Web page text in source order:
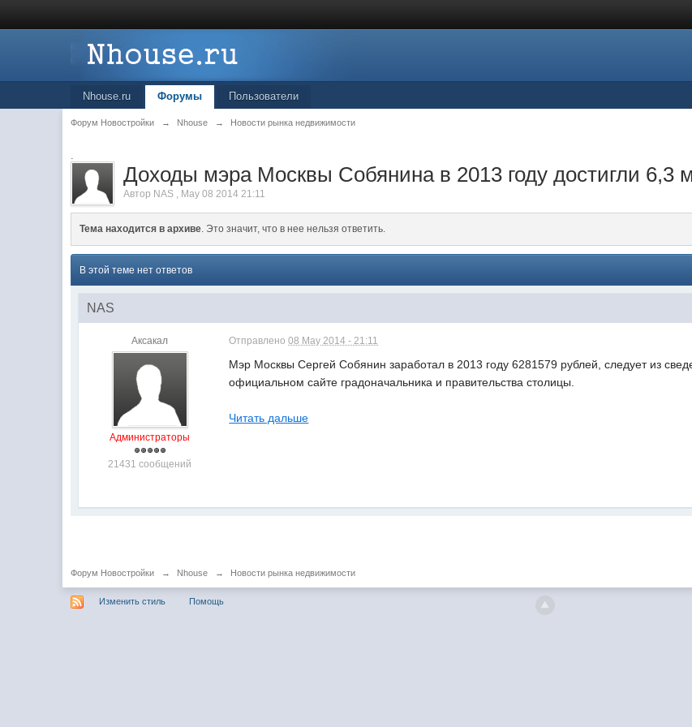
Nhouse.ru Форумы Пользователи
Форум Новостройки → Nhouse → Новости рынка недвижимости
.
Доходы мэра Москвы Собянина в 2013 году достигли 6,3
Автор NAS , May 08 2014 21:11
Тема находится в архиве. Это значит, что в нее нельзя ответить.
В этой теме нет ответов
NAS
Аксакал
Администраторы
21431 сообщений
Отправлено08 May 2014 - 21:11
Мэр Москвы Сергей Собянин заработал в 2013 году 6281579 рублей, следует из
официальном сайте градоначальника и правительства столицы.
Читать дальше
Форум Новостройки → Nhouse → Новости рынка недвижимости
Изменить стиль Помощь